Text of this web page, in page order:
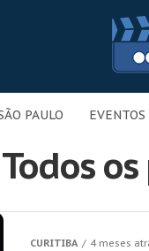
PAULO EVENTOS
Todos
CURITIBA 4 meses